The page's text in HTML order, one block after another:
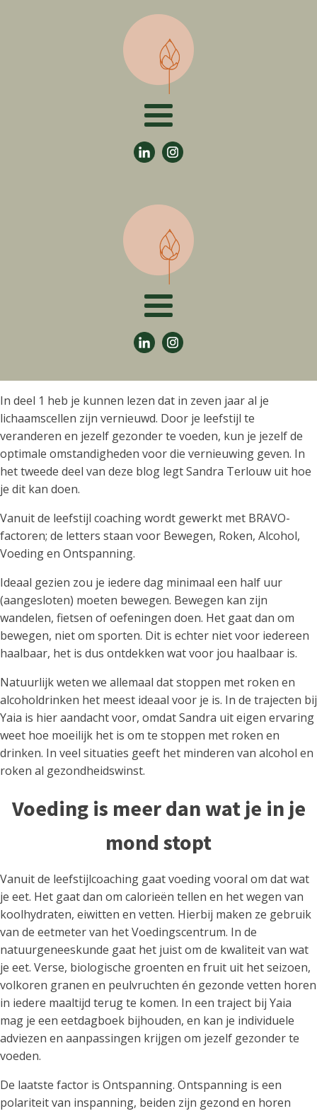
In deel 1 heb je kunnen lezen dat in zeven jaar al je
lichaamscellen zijn vernieuwd. Door je leefstijl te
veranderen en jezelf gezonder te voeden, kun je jezelf de
optimale omstandigheden voor die vernieuwing geven. In
het tweede deel van deze blog legt Sandra Terlouw uit hoe
je dit kan doen.
Vanuit de leefstijl coaching wordt gewerkt met BRAVO-
factoren; de letters staan voor Bewegen, Roken, Alcohol,
Voeding en Ontspanning.
Ideaal gezien zou je iedere dag minimaal een half uur
(aangesloten) moeten bewegen. Bewegen kan zijn
wandelen, fietsen of oefeningen doen. Het gaat dan om
bewegen, niet om sporten. Dit is echter niet voor iedereen
haalbaar, het is dus ontdekken wat voor jou haalbaar is.
Natuurlijk weten we allemaal dat stoppen met roken en
alcoholdrinken het meest ideaal voor je is. In de trajecten bij
Yaia is hier aandacht voor, omdat Sandra uit eigen ervaring
weet hoe moeilijk het is om te stoppen met roken en
drinken. In veel situaties geeft het minderen van alcohol en
roken al gezondheidswinst.
Voeding is meer dan wat je in je
mond stopt
Vanuit de leefstijlcoaching gaat voeding vooral om dat wat
je eet. Het gaat dan om calorieën tellen en het wegen van
koolhydraten, eiwitten en vetten. Hierbij maken ze gebruik
van de eetmeter van het Voedingscentrum. In de
natuurgeneeskunde gaat het juist om de kwaliteit van wat
je eet. Verse, biologische groenten en fruit uit het seizoen,
volkoren granen en peulvruchten én gezonde vetten horen
in iedere maaltijd terug te komen. In een traject bij Yaia
mag je een eetdagboek bijhouden, en kan je individuele
adviezen en aanpassingen krijgen om jezelf gezonder te
voeden.
De laatste factor is Ontspanning. Ontspanning is een
polariteit van inspanning, beiden zijn gezond en horen